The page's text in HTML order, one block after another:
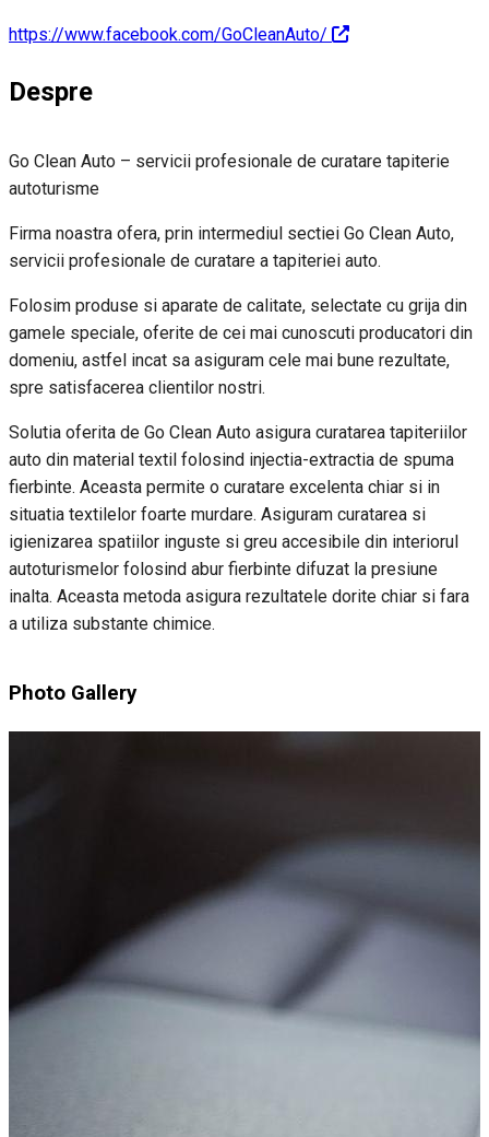
https://www.facebook.com/GoCleanAuto/
Despre
Go Clean Auto – servicii profesionale de curatare tapiterie
autoturisme
Firma noastra ofera, prin intermediul sectiei Go Clean Auto,
servicii profesionale de curatare a tapiteriei auto.
Folosim produse si aparate de calitate, selectate cu grija din
gamele speciale, oferite de cei mai cunoscuti producatori din
domeniu, astfel incat sa asiguram cele mai bune rezultate,
spre satisfacerea clientilor nostri.
Solutia oferita de Go Clean Auto asigura curatarea tapiteriilor
auto din material textil folosind injectia-extractia de spuma
fierbinte. Aceasta permite o curatare excelenta chiar si in
situatia textilelor foarte murdare. Asiguram curatarea si
igienizarea spatiilor inguste si greu accesibile din interiorul
autoturismelor folosind abur fierbinte difuzat la presiune
inalta. Aceasta metoda asigura rezultatele dorite chiar si fara
a utiliza substante chimice.
Photo Gallery